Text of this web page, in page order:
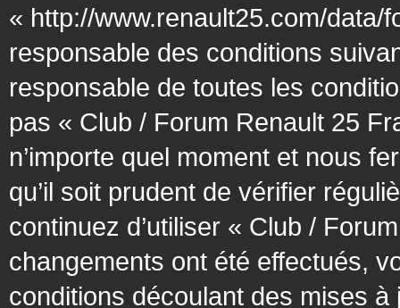
« http://www.renault25.com/data/
responsable des conditions
responsable de toutes les
pas « Club / Forum Renault 25
n’importe quel moment et nous
qu’il soit prudent de vérifier
continuez d’utiliser « Club /
changements ont été effectués,
conditions découlant des mises